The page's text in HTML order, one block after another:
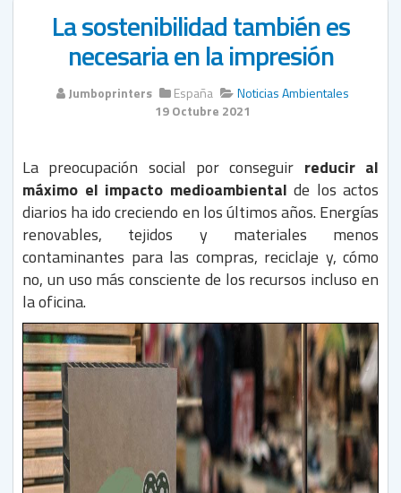
La sostenibilidad también es
necesaria en la impresión
Jumboprinters España
Noticias Ambientales
19 Octubre 2021
La preocupación social por conseguir reducir al
máximo el impacto medioambiental de los actos
diarios ha ido creciendo en los últimos años. Energías
renovables, tejidos y materiales menos
contaminantes para las compras, reciclaje y, cómo
no, un uso más consciente de los recursos incluso en
la oficina.